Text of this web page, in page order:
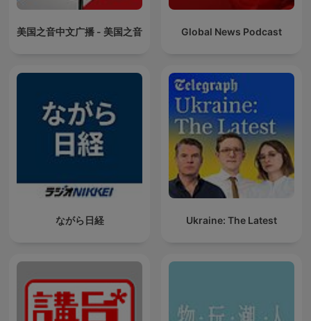
美国之音中文广播 - 美国之音 Global News Podcast
ながら日経 Ukraine: The Latest